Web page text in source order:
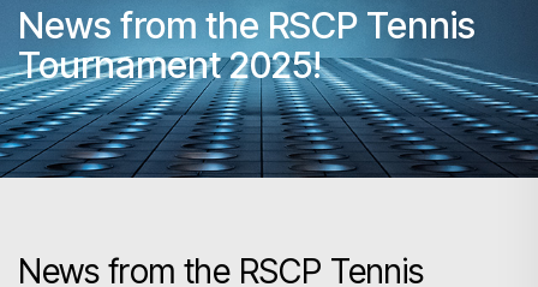
News from the RSCP Tennis
Tournament 2025!
News from the RSCP Tennis